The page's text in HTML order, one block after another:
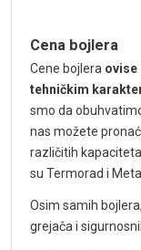
Cena bojlera
Cene bojlera ovise
tehničkim
smo da
nas možete
različitih
su Termorad i
Osim samih
grejača i